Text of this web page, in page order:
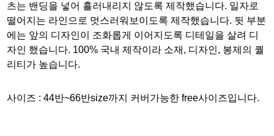
츠는 밴딩을 넣어 흘러내리지 않도록 제작했습니다. 일자로
떨어지는 라인으로 멋스러워보이도록 제작했습니다. 뒷 부분
에는 앞의 디자인이 조화롭게 이어지도록 디테일을 살려 디
자인 했습니다. 100% 국내 제작이라 소재, 디자인, 봉제의 퀄
리티가 높습니다.
사이즈 : 44반~66반size까지 커버가능한 free사이즈입니다.